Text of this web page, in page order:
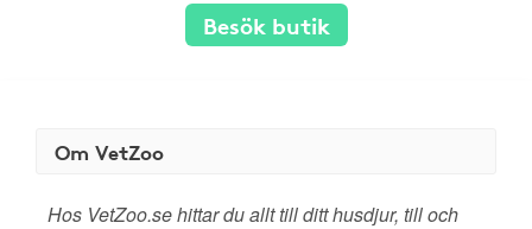
Besök butik
Om VetZoo
Hos VetZoo.se hittar du allt till ditt husdjur, till och